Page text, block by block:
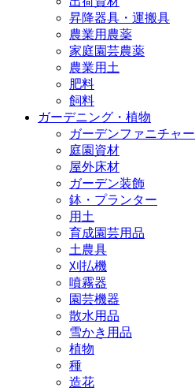
昇降器具・運搬具
農業用農薬
家庭園芸農薬
農業用土
肥料
飼料
ガーデニング・植物
ガーデンファニチャー
庭園資材
屋外床材
ガーデン装飾
鉢・プランター
用土
育成園芸用品
土農具
刈払機
噴霧器
園芸機器
散水用品
雪かき用品
植物
種
造花